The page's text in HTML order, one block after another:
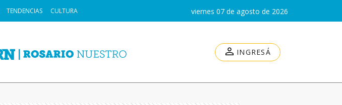
TENDENCIAS CULTURA viernes 07 de agosto de 2026
INGRESÁ